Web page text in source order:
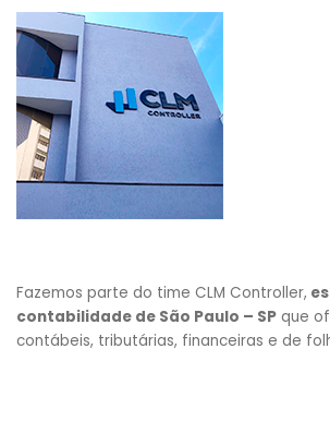
Fazemos parte do time CLM Controller,
contabilidade de São Paulo – SP que
contábeis, tributárias, financeiras e de